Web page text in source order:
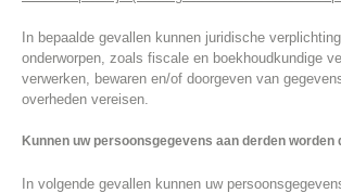
In bepaalde gevallen kunnen juridische
onderworpen, zoals fiscale en boekhoudkundige
verwerken, bewaren en/of doorgeven van
overheden vereisen.
Kunnen uw persoonsgegevens aan derden worden
In volgende gevallen kunnen uw